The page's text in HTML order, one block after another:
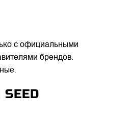
с официальными
брендов.